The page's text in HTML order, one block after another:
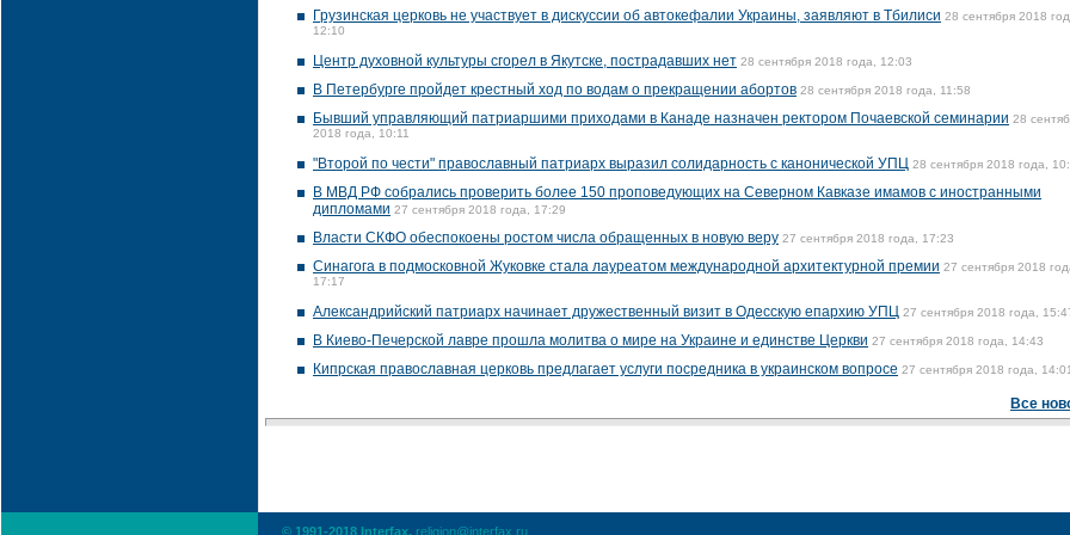
Грузинская церковь не участвует в дискуссии об автокефалии Украины, заявляют в Тбилиси 28 сентября 2018
12:10
Центр духовной культуры сгорел в Якутске, пострадавших нет 28 сентября 2018 года, 12:03
В Петербурге пройдет крестный ход по водам о прекращении абортов 28 сентября 2018 года, 11:58
Бывший управляющий патриаршими приходами в Канаде назначен ректором Почаевской семинарии 28
2018 года, 10:11
"Второй по чести" православный патриарх выразил солидарность с канонической УПЦ 28 сентября 2018 года,
В МВД РФ собрались проверить более 150 проповедующих на Северном Кавказе имамов с иностранными
дипломами 27 сентября 2018 года, 17:29
Власти СКФО обеспокоены ростом числа обращенных в новую веру 27 сентября 2018 года, 17:23
Синагога в подмосковной Жуковке стала лауреатом международной архитектурной премии 27 сентября 2018
17:17
Александрийский патриарх начинает дружественный визит в Одесскую епархию УПЦ 27 сентября 2018 года,
В Киево-Печерской лавре прошла молитва о мире на Украине и единстве Церкви 27 сентября 2018 года, 14:43
Кипрская православная церковь предлагает услуги посредника в украинском вопросе 27 сентября 2018 года, 14:01
Все
© 1991-2018 Interfax, religion@interfax.ru